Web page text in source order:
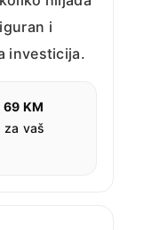
i
investicija.
KM
za vaš